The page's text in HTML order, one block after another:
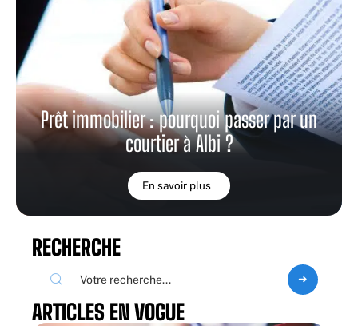
Prêt immobilier : pourquoi passer par un
courtier à Albi ?
En savoir plus
RECHERCHE
ARTICLES EN VOGUE